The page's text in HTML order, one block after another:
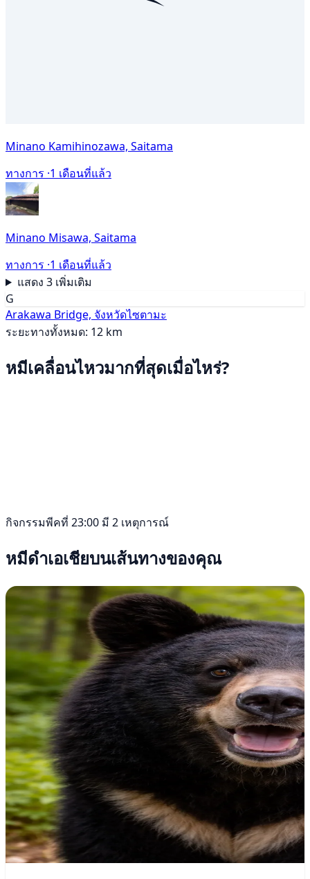
Minano Kamihinozawa, Saitama
ทางการ ·1 เดือนที่แล้ว
Minano Misawa, Saitama
ทางการ ·1 เดือนที่แล้ว
แสดง 3 เพิ่มเติม
G
Arakawa Bridge, จังหวัดไซตามะ
ระยะทางทั้งหมด: 12 km
หมีเคลื่อนไหวมากที่สุดเมื่อไหร่?
กิจกรรมพีคที่ 23:00 มี 2 เหตุการณ์
หมีดำเอเชียบนเส้นทางของคุณ